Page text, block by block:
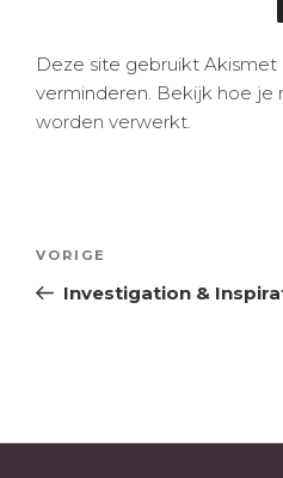
Deze site gebruikt
verminderen. Bekijk hoe je
worden verwerkt
Vorig
bericht
VORIGE
Investigation &